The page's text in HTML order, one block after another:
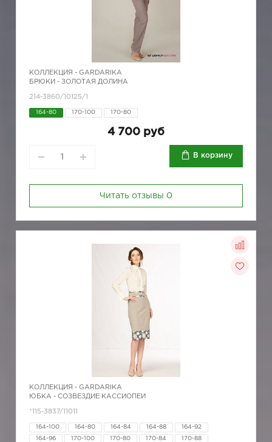
КОЛЛЕКЦИЯ - GARDARIKA
БРЮКИ - ЗОЛОТАЯ ДОЛИНА
214-3860/10125/1
164-80 170-100 170-80
4 700 руб
В корзину
Читать отзывы 0
КОЛЛЕКЦИЯ - GARDARIKA
ЮБКА - СОЗВЕЗДИЕ КАССИОПЕИ
*115-3837/11011
164-100 164-80 164-84 164-88 164-92
164-96 170-100 170-80 170-84 170-88